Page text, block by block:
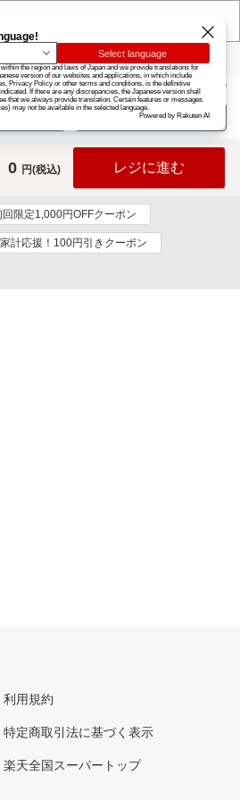
楽天グループ カード
お知らせ ヘルプ
ログイン
0 円(税込) レジに進む
回限定1,000円OFFクーポン
家計応援！100円引きクーポン
利用規約
特定商取引法に基づく表示
楽天全国スーパートップ